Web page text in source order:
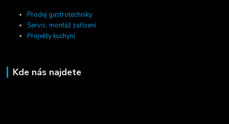
Prodej gastrotechniky
Servis, montáž zařízení
Projekty kuchyní
Kde nás najdete